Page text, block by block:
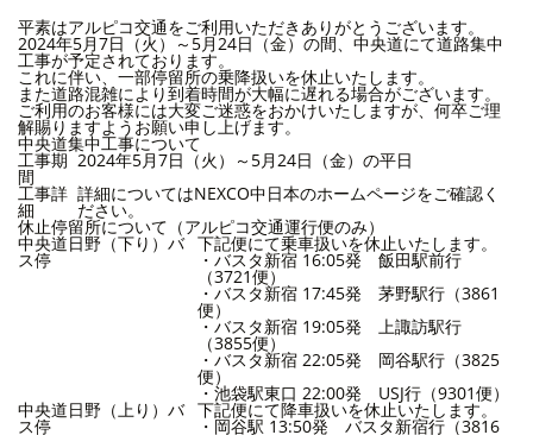
平素はアルピコ交通をご利用いただきありがとうございます。
2024年5月7日（火）～5月24日（金）の間、中央道にて道路集中
工事が予定されております。
これに伴い、一部停留所の乗降扱いを休止いたします。
また道路混雑により到着時間が大幅に遅れる場合がございます。
ご利用のお客様には大変ご迷惑をおかけいたしますが、何卒ご理
解賜りますようお願い申し上げます。
中央道集中工事について
工事期
間
2024年5月7日（火）～5月24日（金）の平日
工事詳
細
詳細についてはNEXCO中日本のホームページをご確認く
ださい。
休止停留所について（アルピコ交通運行便のみ）
中央道日野（下り）バ
ス停
下記便にて乗車扱いを休止いたします。
・バスタ新宿 16:05発 飯田駅前行
（3721便）
・バスタ新宿 17:45発 茅野駅行（3861
便）
・バスタ新宿 19:05発 上諏訪駅行
（3855便）
・バスタ新宿 22:05発 岡谷駅行（3825
便）
・池袋駅東口 22:00発 USJ行（9301便）
中央道日野（上り）バ
ス停
下記便にて降車扱いを休止いたします。
・岡谷駅 13:50発 バスタ新宿行（3816